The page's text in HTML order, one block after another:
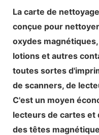
La carte de
conçue pour
oxydes
lotions et autres
toutes sortes
de scanners, de
C'est un moyen
lecteurs de cartes et
des têtes